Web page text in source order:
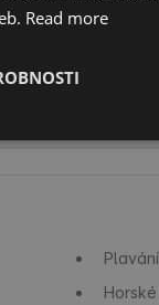
Plavání
Read more